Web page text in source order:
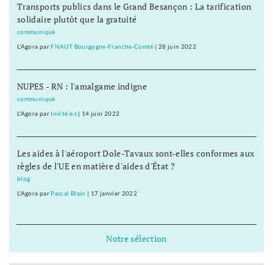
Transports publics dans le Grand Besançon : La tarification
solidaire plutôt que la gratuité
communiqué
L'Agora par FNAUT Bourgogne-Franche-Comté 28 juin 2022
NUPES - RN : l'amalgame indigne
communiqué
L'Agora par Invité.e.s| 14 juin 2022
Les aides à l'aéroport Dole-Tavaux sont-elles conformes aux
règles de l'UE en matière d'aides d'État ?
blog
L'Agora par Pascal Blain 17 janvier 2022
Notre sélection